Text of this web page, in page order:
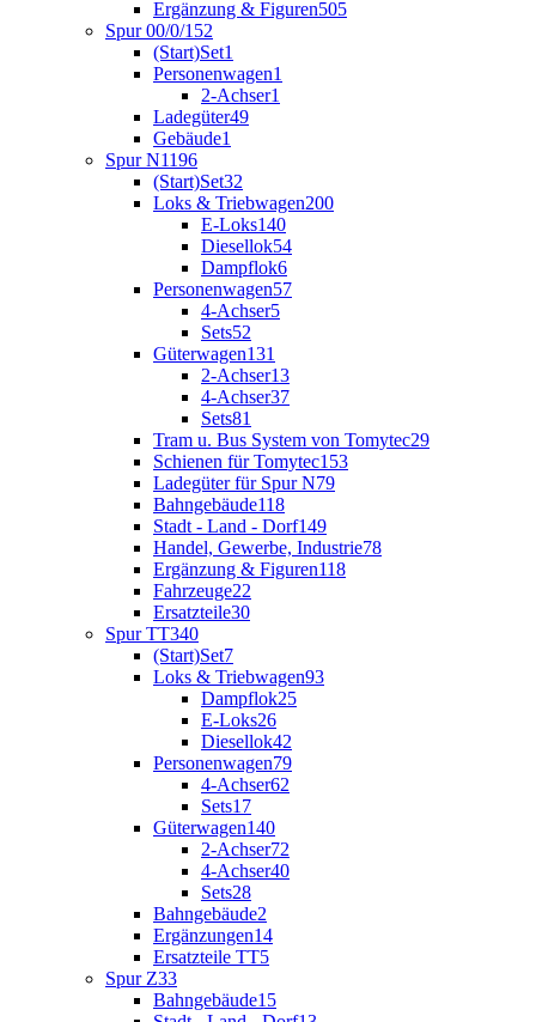
Ergänzung & Figuren505
Spur 00/0/1 52
(Start)Set1
Personenwagen1
2-Achser1
Ladegüter49
Gebäude1
Spur N1196
(Start)Set32
Loks & Triebwagen200
E-Loks140
Diesellok54
Dampflok6
Personenwagen57
4-Achser5
Sets52
Güterwagen131
2-Achser13
4-Achser37
Sets81
Tram u. Bus System von Tomytec29
Schienen für Tomytec153
Ladegüter für Spur N79
Bahngebäude118
Stadt - Land - Dorf149
Handel, Gewerbe, Industrie78
Ergänzung & Figuren118
Fahrzeuge22
Ersatzteile30
Spur TT340
(Start)Set7
Loks & Triebwagen93
Dampflok25
E-Loks26
Diesellok42
Personenwagen79
4-Achser62
Sets17
Güterwagen140
2-Achser72
4-Achser40
Sets28
Bahngebäude2
Ergänzungen14
Ersatzteile TT5
Spur Z33
Bahngebäude15